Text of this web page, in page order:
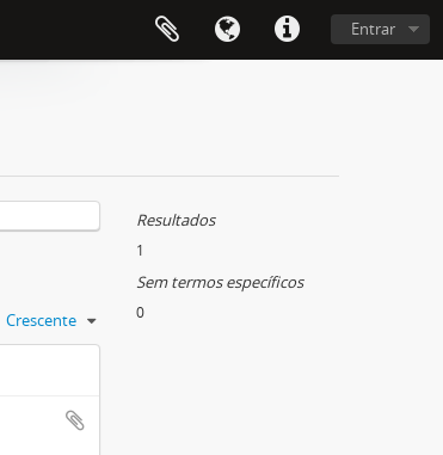
Entrar
Crescente
Resultados
1
Sem termos específicos
0